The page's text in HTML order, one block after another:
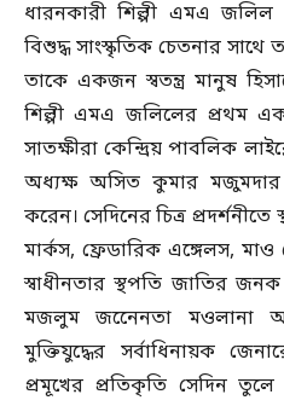
ধারনকারী শিল্পী এমএ
বিশুদ্ধ সাংস্কৃতিক চেতনার সাথে
তাকে একজন স্বতন্ত্র মানুষ
শিল্পী এমএ জলিলের প্রথম
সাতক্ষীরা কেন্দ্রিয় পাবলিক
অধ্যক্ষ অসিত কুমার মজুমদার
করেন। সেদিনের চিত্র
মার্কস, ফ্রেডারিক এঙ্গেলস,
স্বাধীনতার স্থপতি জাতির
মজলুম জনেেনতা মওলানা
মুক্তিযুদ্ধের সর্বাধিনায়ক
প্রমূখের প্রতিকৃতি সেদিন